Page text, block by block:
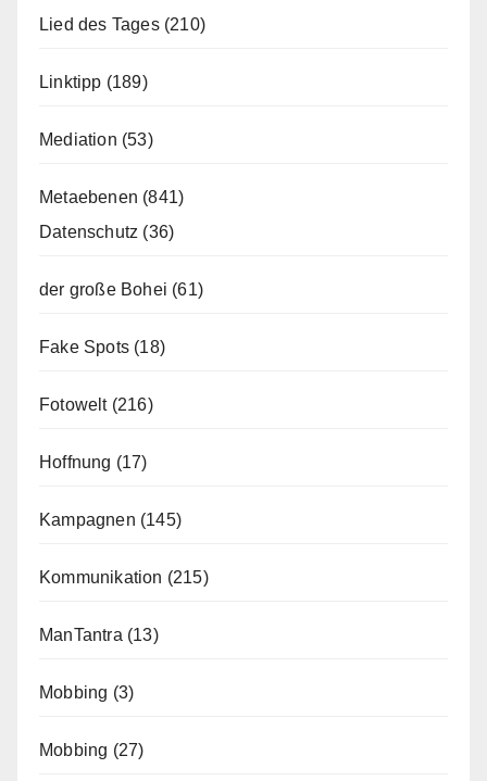
Lied des Tages(210)
Linktipp (189)
Mediation (53)
Metaebenen (841)
Datenschutz (36)
der große Bohei (61)
Fake Spots (18)
Fotowelt(216)
Hoffnung (17)
Kampagnen (145)
Kommunikation (215)
ManTantra (13)
Mobbing (3)
Mobbing (27)